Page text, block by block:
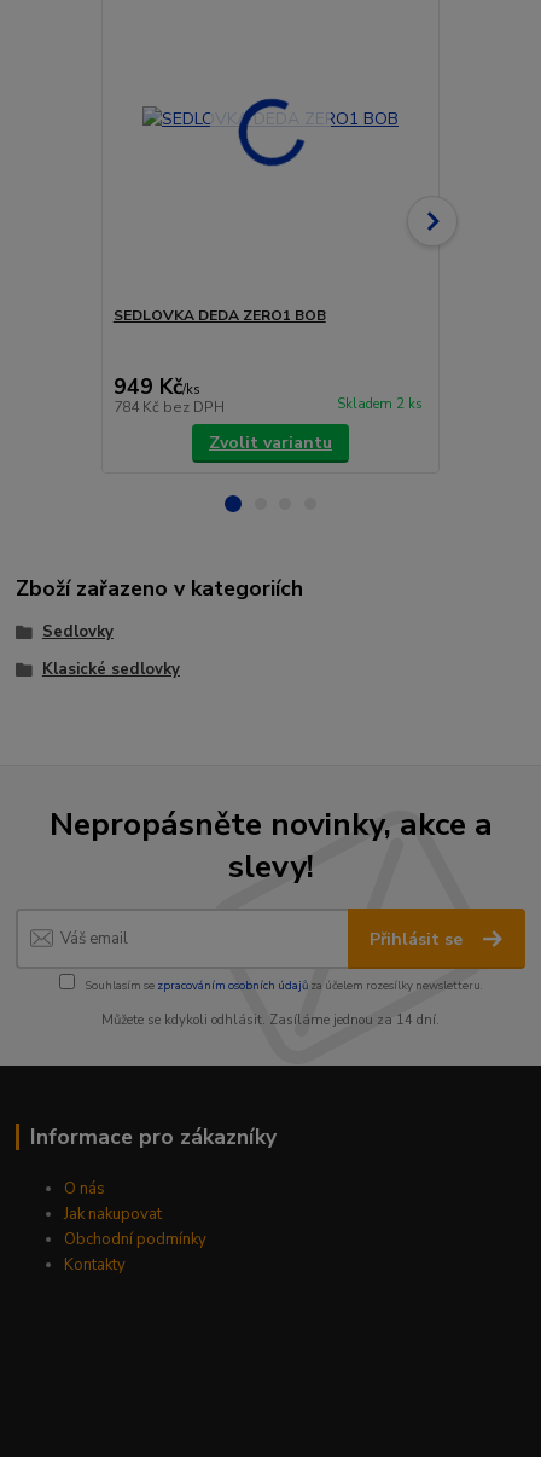
SEDLOVKA DEDA ZERO1 BOB
949 Kč/ks
784 Kč bez DPH Skladem 2 ks
Zvolit variantu
Zboží zařazeno v kategoriích
Sedlovky
Klasické sedlovky
Nepropásněte novinky, akce a
slevy!
Přihlásit se
Souhlasím se zpracováním osobních údajůza účelem rozesílky newsletteru.
Můžete se kdykoli odhlásit. Zasíláme jednou za 14 dní.
Informace pro zákazníky
O nás
Jak nakupovat
Obchodní podmínky
Kontakty